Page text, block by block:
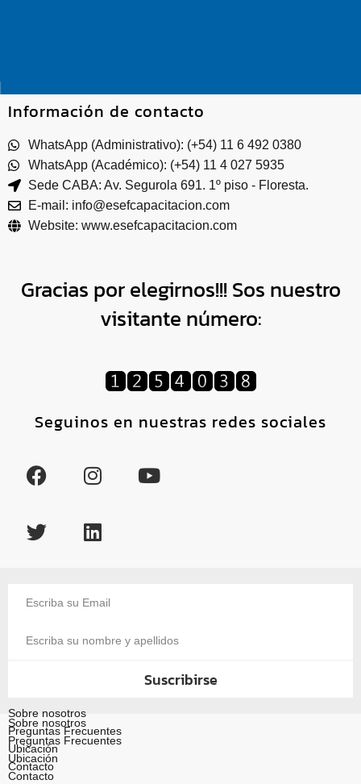
Información de contacto
WhatsApp (Administrativo): (+54) 11 6 492 0380
WhatsApp (Académico): (+54) 11 4 027 5935
Sede CABA: Av. Segurola 691. 1º piso - Floresta.
E-mail: info@esefcapacitacion.com
Website: www.esefcapacitacion.com
Gracias por elegirnos!!! Sos nuestro
visitante número:
Seguinos en nuestras redes sociales
Suscribirse
Sobre nosotros
Preguntas Frecuentes
Ubicación
Contacto
Sobre nosotros
Preguntas Frecuentes
Ubicación
Contacto